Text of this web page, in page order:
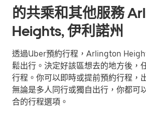
的共乘和其他服務
Heights, 伊利諾州
透過Uber預約行程，Arlington
鬆出行。決定好該區想去的地方後，
行程。你可以即時或提前預約行程，
無論是多人同行或獨自出行，你都可
合的行程選項。